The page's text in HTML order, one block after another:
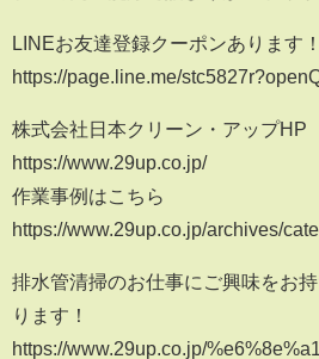
LINEお友達登録クーポンあります！
https://page.line.me/
株式会社日本クリーン・アップHP
https://www.29up.co.jp/
作業事例はこちら
https://www.29up.co.jp/archives/
排水管清掃のお仕事にご興味をお
ります！
https://www.29up.co.jp/